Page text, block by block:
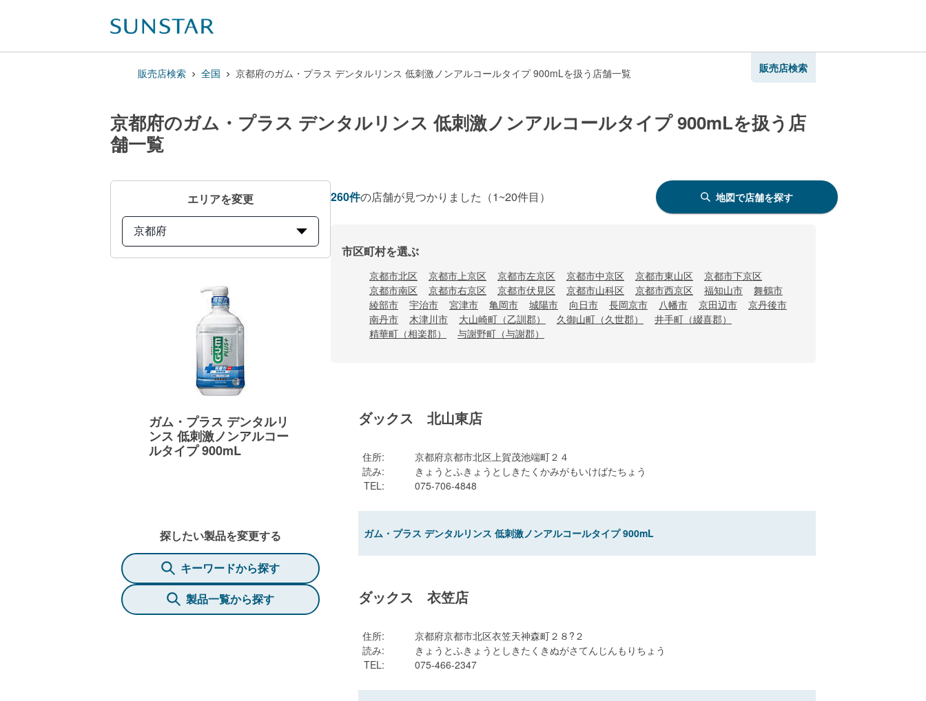
販売店検索 全国 京都府のガム・プラス デンタルリンス 低刺激ノンアルコールタイプ 900mLを扱う店舗一覧 販売店検索
京都府のガム・プラス デンタルリンス 低刺激ノンアルコールタイプ 900mLを扱う店
舗一覧
エリアを変更
京都府
ガム・プラス デンタルリ
ンス 低刺激ノンアルコー
ルタイプ 900mL
探したい製品を変更する
キーワードから探す
製品一覧から探す
260件の店舗が見つかりました （1~20件目） 地図で店舗を探す
市区町村を選ぶ
京都市北区 京都市上京区 京都市左京区 京都市中京区 京都市東山区
京都市下京区
京都市南区
京都市右京区 京都市伏見区 京都市山科区 京都市西京区 福知山市
舞鶴市
綾部市
宇治市 宮津市 亀岡市 城陽市 向日市 長岡京市 八幡市 京田辺市
京丹後市
南丹市
木津川市 大山崎町（乙訓郡） 久御山町（久世郡）
井手町（綴喜郡）
精華町（相楽郡）
与謝野町（与謝郡）
ダックス 北山東店
住所:
京都府京都市北区上賀茂池端町２４
読み:
きょうとふきょうとしきたくかみがもいけばたちょう
TEL: 075-706-4848
ガム・プラス デンタルリンス 低刺激ノンアルコールタイプ 900mL
ダックス 衣笠店
住所:
京都府京都市北区衣笠天神森町２８?２
読み:
きょうとふきょうとしきたくきぬがさてんじんもりちょう
TEL: 075-466-2347